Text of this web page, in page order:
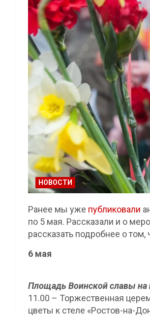
НОВОСТИ
Ранее мы уже публиковали
по 5 мая. Рассказали и о
рассказать подробнее о
6 мая
Площадь Воинской славы на
11.00 – Торжественная
цветы к стеле «Ростов-на-